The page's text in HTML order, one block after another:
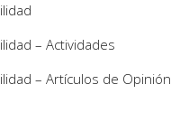
– Actividades
– Artículos de Opinión